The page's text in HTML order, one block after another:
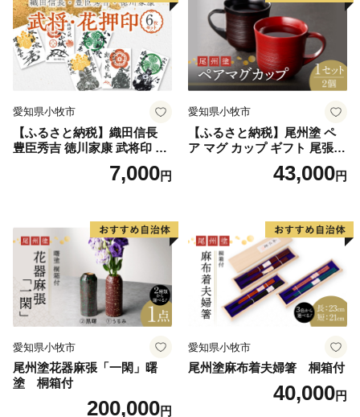
愛知県小牧市
【ふるさと納税】織田信長
豊臣秀吉 徳川家康 武将印 花
押印 6枚 セット イラスト 戦
国 武将 小牧山城 墨絵 龍画師
グッズ 愛知県 小牧市 お取り
寄せ 送料無料
7,000円
愛知県小牧市
【ふるさと納税】尾州塗 ペ
ア マグ カップ ギフト 尾張漆
漆 漆器 漆器工芸 工芸品 芸術
性 実用性 抗菌性 美味しく安
抗ウイルス効果 お取り寄せ
愛知県 小牧市 送料無料
43,000円
愛知県小牧市
尾州塗花器麻張「一閑」曙
塗 桐箱付
200,000円
愛知県小牧市
尾州塗麻布着夫婦箸 桐箱付
40,000円